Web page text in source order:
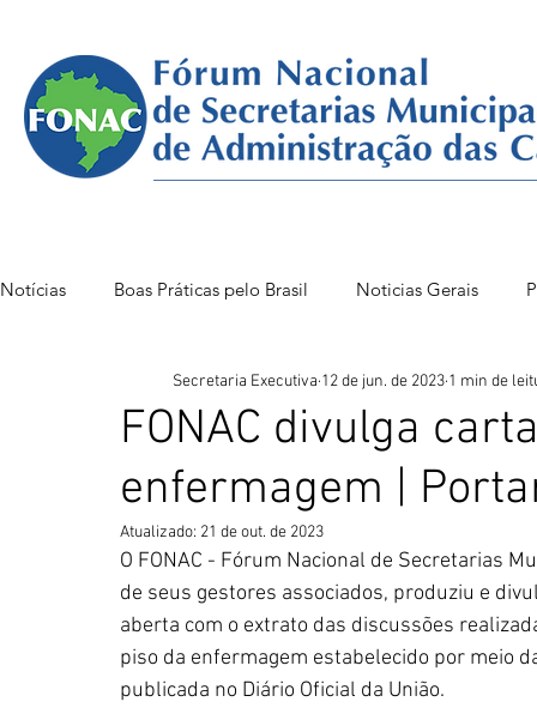
Notícias Boas Práticas pelo Brasil Noticias Gerais
FONAC 85 VITÓRIA FONAC86BSB FONAC 84
FONAC divulga
enfermagem |
Secretaria Executiva 12 de jun. de 2023 1 min de
Atualizado: 21 de out. de 2023
O FONAC - Fórum Nacional de Secretarias
de seus gestores associados, produziu e
aberta com o extrato das discussões
piso da enfermagem estabelecido por meio
publicada no Diário Oficial da União.